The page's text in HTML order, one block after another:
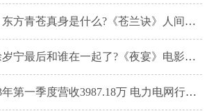
方青苍真身是什么?《苍兰诀》人间剧情第几集?
最后和谁在一起了?《夜宴》电影讲的是什么内容?
季度营收3987.18万 电力电网行业收入减少-天天动态